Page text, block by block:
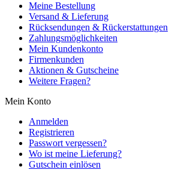
Meine Bestellung
Versand & Lieferung
Rücksendungen & Rückerstattungen
Zahlungsmöglichkeiten
Mein Kundenkonto
Firmenkunden
Aktionen & Gutscheine
Weitere Fragen?
Mein Konto
Anmelden
Registrieren
Passwort vergessen?
Wo ist meine Lieferung?
Gutschein einlösen